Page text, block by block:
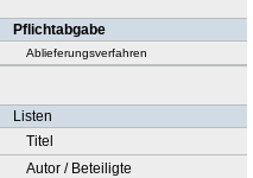
Pflichtabgabe
Ablieferungsverfahren
Listen
Titel
Autor / Beteiligte